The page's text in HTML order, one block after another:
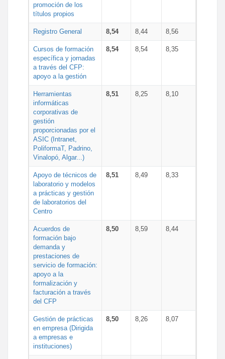
promoción de los
títulos propios
Registro General 8,54 8,44 8,56
Cursos de formación
específica y jornadas
a través del CFP:
apoyo a la gestión
8,54 8,54 8,35
Herramientas
informáticas
corporativas de
gestión
proporcionadas por el
ASIC (Intranet,
PoliformaT, Padrino,
Vinalopó, Algar...)
8,51 8,25 8,10
Apoyo de técnicos de
laboratorio y modelos
a prácticas y gestión
de laboratorios del
Centro
8,51 8,49 8,33
Acuerdos de
formación bajo
demanda y
prestaciones de
servicio de formación:
apoyo a la
formalización y
facturación a través
del CFP
8,50 8,59 8,44
Gestión de prácticas
en empresa (Dirigida
a empresas e
instituciones)
8,50 8,26 8,07